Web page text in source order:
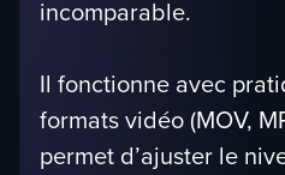
incomparable.
Il fonctionne avec
formats vidéo (MOV,
permet d’ajuster le